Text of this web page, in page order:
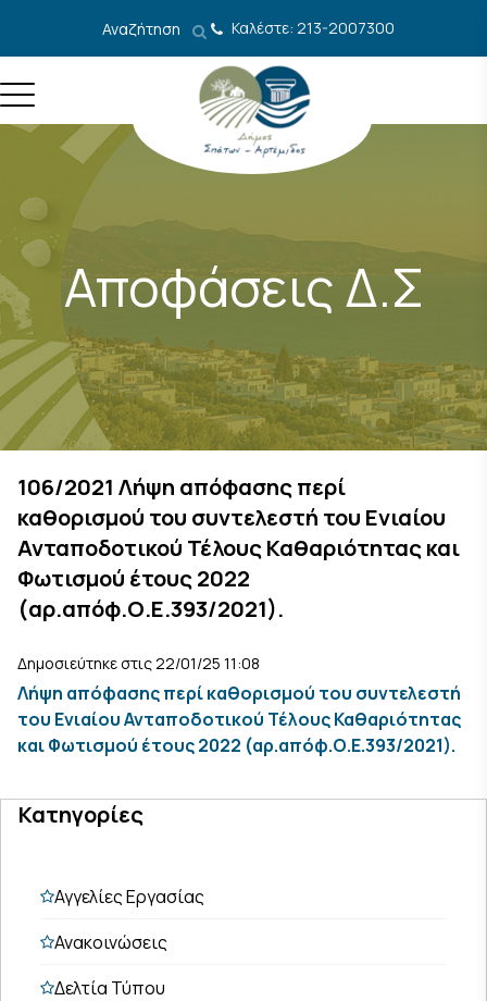
Αναζήτηση Καλέστε: 213-2007300
Αποφάσεις Δ.Σ
106/2021 Λήψη απόφασης περί
καθορισμού του συντελεστή του Ενιαίου
Ανταποδοτικού Τέλους Καθαριότητας και
Φωτισμού έτους 2022
(αρ.απόφ.Ο.Ε.393/2021).
Δημοσιεύτηκε στις 22/01/25 11:08
Λήψη απόφασης περί καθορισμού του συντελεστή
του Ενιαίου Ανταποδοτικού Τέλους Καθαριότητας
και Φωτισμού έτους 2022 (αρ.απόφ.Ο.Ε.393/2021).
Κατηγορίες
Αγγελίες Εργασίας
Ανακοινώσεις
Δελτία Τύπου